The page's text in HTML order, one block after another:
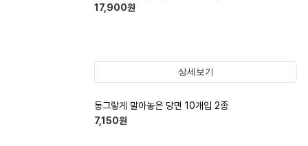
17,900원
상세보기
동그랗게 말아놓은 당면 10개입 2종
7,150원